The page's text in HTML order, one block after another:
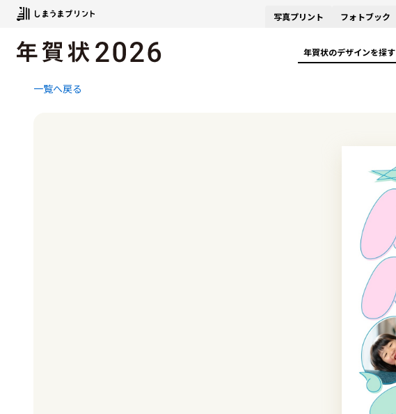
写真プリント フォトブック
年賀状のデザインを探す
一覧へ戻る